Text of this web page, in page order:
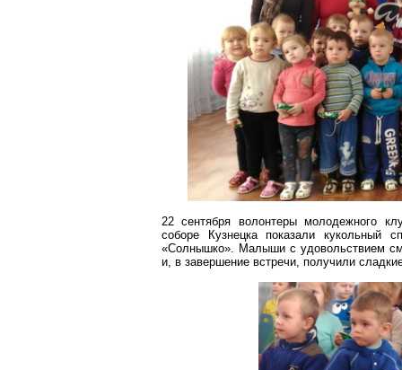
22 сентября волонтеры молодежного
соборе Кузнецка показали кукольный
«Солнышко». Малыши с удовольствием
и, в завершение встречи, получили